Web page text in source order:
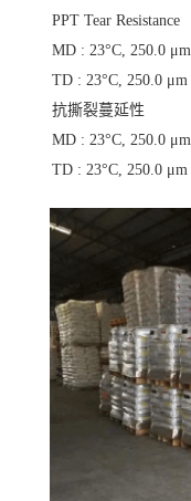
PPT Tear Resistance
MD : 23°C, 250.0 μm
TD : 23°C, 250.0 μm
抗撕裂蔓延性
MD : 23°C, 250.0 μm
TD : 23°C, 250.0 μm